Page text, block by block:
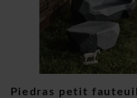
par Stefano Giovannoni
qui est imité partout dans
Morrison est une
plus vendus chez Brand
Magis Piedras petit
Piedras petit fauteuil